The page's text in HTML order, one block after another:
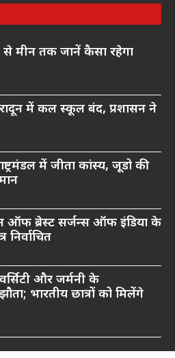
मीन तक जानें कैसा रहेगा
में कल स्कूल बंद, प्रशासन ने
में जीता कांस्य, जूडो की
ऑफ ब्रेस्ट सर्जन्स ऑफ इंडिया के
निर्वाचित
और जर्मनी के
भारतीय छात्रों को मिलेंगे